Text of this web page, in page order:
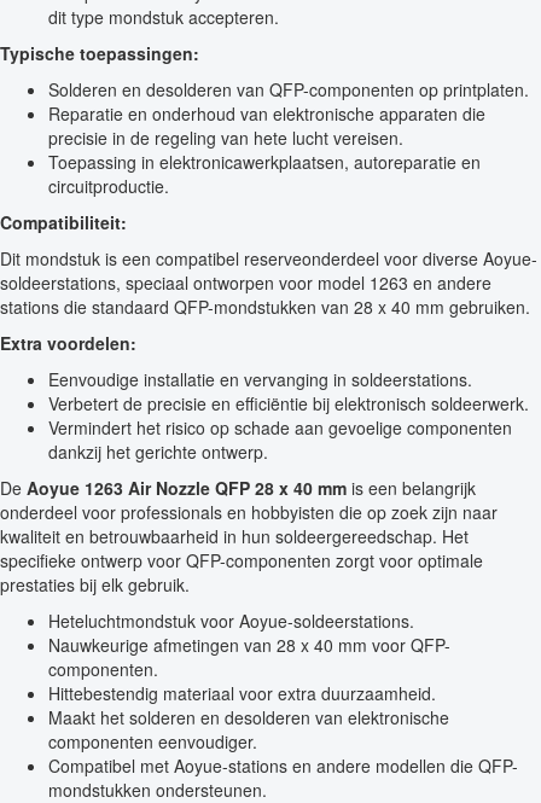
dit type mondstuk accepteren.
Typische toepassingen:
Solderen en desolderen van QFP-componenten op printplaten.
Reparatie en onderhoud van elektronische apparaten die
precisie in de regeling van hete lucht vereisen.
Toepassing in elektronicawerkplaatsen, autoreparatie en
circuitproductie.
Compatibiliteit:
Dit mondstuk is een compatibel reserveonderdeel voor diverse Aoyue-
soldeerstations, speciaal ontworpen voor model 1263 en andere
stations die standaard QFP-mondstukken van 28 x 40 mm gebruiken.
Extra voordelen:
Eenvoudige installatie en vervanging in soldeerstations.
Verbetert de precisie en efficiëntie bij elektronisch soldeerwerk.
Vermindert het risico op schade aan gevoelige componenten
dankzij het gerichte ontwerp.
De Aoyue 1263 Air Nozzle QFP 28 x 40 mm is een belangrijk
onderdeel voor professionals en hobbyisten die op zoek zijn naar
kwaliteit en betrouwbaarheid in hun soldeergereedschap. Het
specifieke ontwerp voor QFP-componenten zorgt voor optimale
prestaties bij elk gebruik.
Heteluchtmondstuk voor Aoyue-soldeerstations.
Nauwkeurige afmetingen van 28 x 40 mm voor QFP-
componenten.
Hittebestendig materiaal voor extra duurzaamheid.
Maakt het solderen en desolderen van elektronische
componenten eenvoudiger.
Compatibel met Aoyue-stations en andere modellen die QFP-
mondstukken ondersteunen.